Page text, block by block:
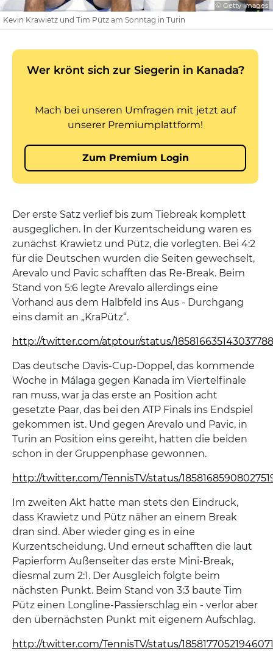
© Getty Images
Kevin Krawietz und Tim Pütz am Sonntag in Turin
Der erste Satz verlief bis zum Tiebreak komplett
ausgeglichen. In der Kurzentscheidung waren es
zunächst Krawietz und Pütz, die vorlegten. Bei 4:2
für die Deutschen wurden die Seiten gewechselt,
Arevalo und Pavic schafften das Re-Break. Beim
Stand von 5:6 legte Arevalo allerdings eine
Vorhand aus dem Halbfeld ins Aus - Durchgang
eins damit an „KraPütz“.
http://twitter.com/atptour/status/
Das deutsche Davis-Cup-Doppel, das kommende
Woche in Málaga gegen Kanada im Viertelfinale
ran muss, war ja das erste an Position acht
gesetzte Paar, das bei den ATP Finals ins Endspiel
gekommen ist. Und gegen Arevalo und Pavic, in
Turin an Position eins gereiht, hatten die beiden
schon in der Gruppenphase gewonnen.
http://twitter.com/TennisTV/status/
Im zweiten Akt hatte man stets den Eindruck,
dass Krawietz und Pütz näher an einem Break
dran sind. Aber wieder ging es in eine
Kurzentscheidung. Und erneut schafften die laut
Papierform Außenseiter das erste Mini-Break,
diesmal zum 2:1. Der Ausgleich folgte beim
nächsten Punkt. Beim Stand von 3:3 baute Tim
Pütz einen Longline-Passierschlag ein - verlor aber
den übernächsten Punkt mit eigenem Aufschlag.
http://twitter.com/TennisTV/status/